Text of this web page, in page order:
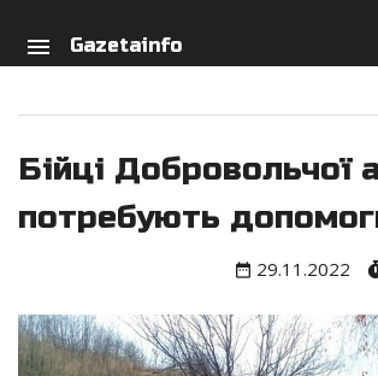
menu Gazetainfo
Бійці Добровольчої
потребують
29.11.2022